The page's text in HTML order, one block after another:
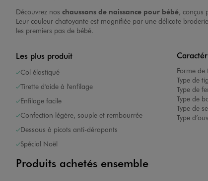
Image 6 sur 6
Découvrez nos chaussons de naissance pour bébé, conçus
Leur couleur chatoyante est magnifiée par une délicate
les premiers pas de bébé.
Les plus produit
Col élastiqué
Tirette d'aide à l'enfilage
Enfilage facile
Confection légère, souple et rembourrée
Dessous à picots anti-dérapants
Spécial Noël
Forme de
Type de
Type de
Type de
Type de
Type
Produits achetés ensemble